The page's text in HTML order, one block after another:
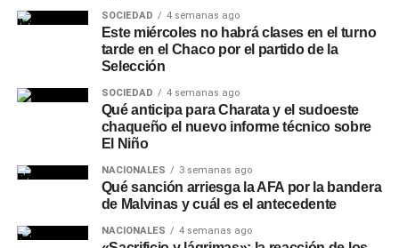
SOCIEDAD 4 semanas ago
Este miércoles no habrá clases en el turno
tarde en el Chaco por el partido de la
Selección
SOCIEDAD 4 semanas ago
Qué anticipa para Charata y el sudoeste
chaqueño el nuevo informe técnico sobre
El Niño
NACIONALES 3 semanas ago
Qué sanción arriesga la AFA por la bandera
de Malvinas y cuál es el antecedente
NACIONALES 4 semanas ago